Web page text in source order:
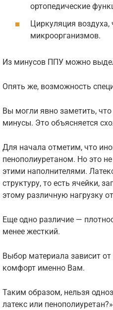
ортопедические
Циркуляция
микроорганизмов.
Из минусов ППУ можно
Опять же, возможность
Вы могли явно заметить,
минусы. Это объясняется
Для начала отметим, что
пенополиуретаном. Но это
этими наполнителями.
структуру, то есть ячейки,
этому различную нагрузку
Еще одно различие —
менее жесткий.
Выбор материала зависит
комфорт именно Вам.
Таким образом, нельзя
латекс или